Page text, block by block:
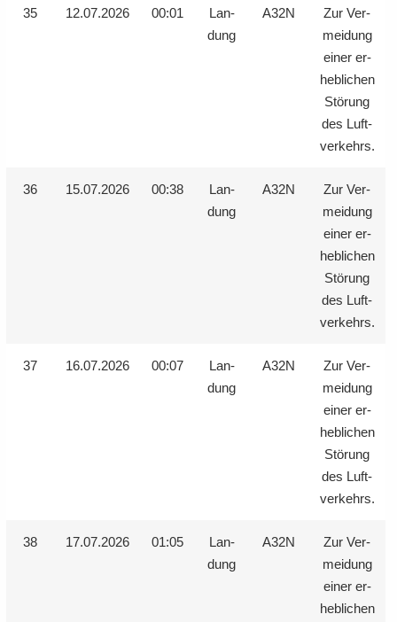
35 12.07.2026 00:01
Lan­
dung
A32N
Zur Ver­
mei­dung
einer er­
heb­li­chen
Stö­rung
des Luft­
ver­kehrs.
36 15.07.2026 00:38
Lan­
dung
A32N
Zur Ver­
mei­dung
einer er­
heb­li­chen
Stö­rung
des Luft­
ver­kehrs.
37 16.07.2026 00:07
Lan­
dung
A32N
Zur Ver­
mei­dung
einer er­
heb­li­chen
Stö­rung
des Luft­
ver­kehrs.
38 17.07.2026 01:05
Lan­
dung
A32N
Zur Ver­
mei­dung
einer er­
heb­li­chen